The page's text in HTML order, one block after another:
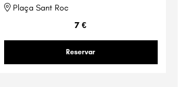
Plaça Sant Roc
7 €
Reservar